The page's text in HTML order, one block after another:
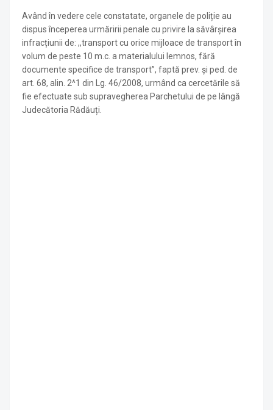
Având în vedere cele constatate, organele de poliție au
dispus începerea urmăririi penale cu privire la săvârșirea
infracțiunii de: ,,transport cu orice mijloace de transport în
volum de peste 10 m.c. a materialului lemnos, fără
documente specifice de transport”, faptă prev. și ped. de
art. 68, alin. 2^1 din Lg. 46/2008, urmând ca cercetările să
fie efectuate sub supravegherea Parchetului de pe lângă
Judecătoria Rădăuți.